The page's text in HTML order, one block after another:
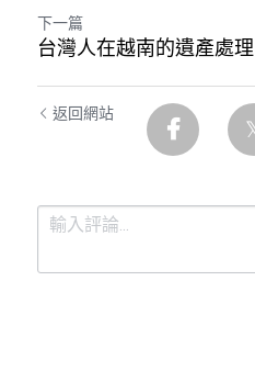
下一篇
台灣人在越南的遺產處理
返回網站